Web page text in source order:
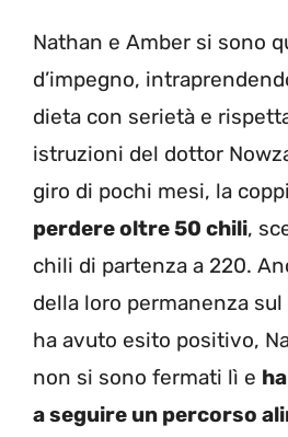
Nathan e Amber si sono
d’impegno,
dieta con serietà e
istruzioni del dottor
giro di pochi mesi, la
perdere oltre 50 chili,
chili di partenza a 220.
della loro permanenza
ha avuto esito positivo,
non si sono fermati lì e
a seguire un percorso